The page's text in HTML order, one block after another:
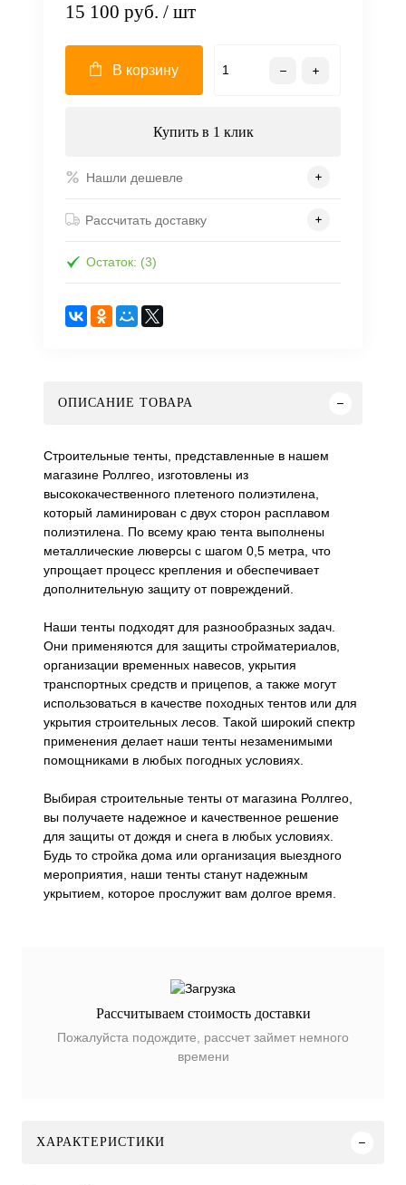
15 100 руб. / шт
В корзину
Купить в 1 клик
Нашли дешевле
Рассчитать доставку
Остаток: (3)
ОПИСАНИЕ ТОВАРА
Строительные тенты, представленные в нашем
магазине Роллгео, изготовлены из
высококачественного плетеного полиэтилена,
который ламинирован с двух сторон расплавом
полиэтилена. По всему краю тента выполнены
металлические люверсы с шагом 0,5 метра, что
упрощает процесс крепления и обеспечивает
дополнительную защиту от повреждений.
Наши тенты подходят для разнообразных задач.
Они применяются для защиты стройматериалов,
организации временных навесов, укрытия
транспортных средств и прицепов, а также могут
использоваться в качестве походных тентов или для
укрытия строительных лесов. Такой широкий спектр
применения делает наши тенты незаменимыми
помощниками в любых погодных условиях.
Выбирая строительные тенты от магазина Роллгео,
вы получаете надежное и качественное решение
для защиты от дождя и снега в любых условиях.
Будь то стройка дома или организация выездного
мероприятия, наши тенты станут надежным
укрытием, которое прослужит вам долгое время.
Рассчитываем стоимость доставки
Пожалуйста подождите, рассчет займет немного
времени
ХАРАКТЕРИСТИКИ